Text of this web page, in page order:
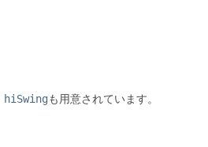
hiSwingも用意されています。